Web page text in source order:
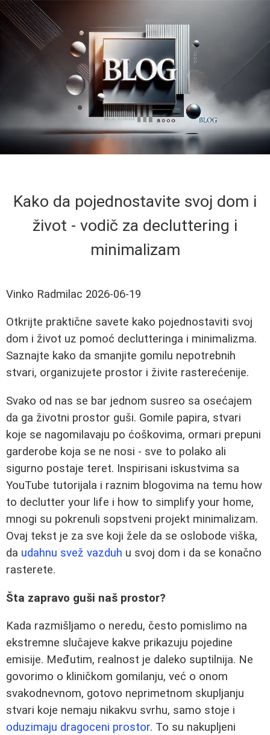
Kako da pojednostavite svoj dom i
život - vodič za decluttering i
minimalizam
Vinko Radmilac 2026-06-19
Otkrijte praktične savete kako pojednostaviti svoj
dom i život uz pomoć declutteringa i minimalizma.
Saznajte kako da smanjite gomilu nepotrebnih
stvari, organizujete prostor i živite rasterećenije.
Svako od nas se bar jednom susreo sa osećajem
da ga životni prostor guši. Gomile papira, stvari
koje se nagomilavaju po ćoškovima, ormari prepuni
garderobe koja se ne nosi - sve to polako ali
sigurno postaje teret. Inspirisani iskustvima sa
YouTube tutorijala i raznim blogovima na temu how
to declutter your life i how to simplify your home,
mnogi su pokrenuli sopstveni projekt minimalizam.
Ovaj tekst je za sve koji žele da se oslobode viška,
da udahnu svež vazduh u svoj dom i da se konačno
rasterete.
Šta zapravo guši naš prostor?
Kada razmišljamo o neredu, često pomislimo na
ekstremne slučajeve kakve prikazuju pojedine
emisije. Međutim, realnost je daleko suptilnija. Ne
govorimo o kliničkom gomilanju, već o onom
svakodnevnom, gotovo neprimetnom skupljanju
stvari koje nemaju nikakvu svrhu, samo stoje i
oduzimaju dragoceni prostor. To su nakupljeni